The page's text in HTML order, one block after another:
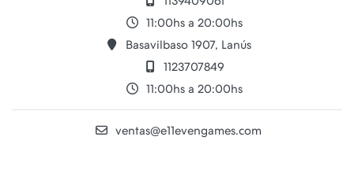
11:00hs a 20:00hs
Basavilbaso 1907, Lanús
1123707849
11:00hs a 20:00hs
ventas@e11evengames.com